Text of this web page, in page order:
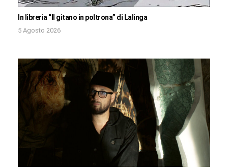
In libreria “Il gitano in poltrona” di Lalinga
5 Agosto 2026